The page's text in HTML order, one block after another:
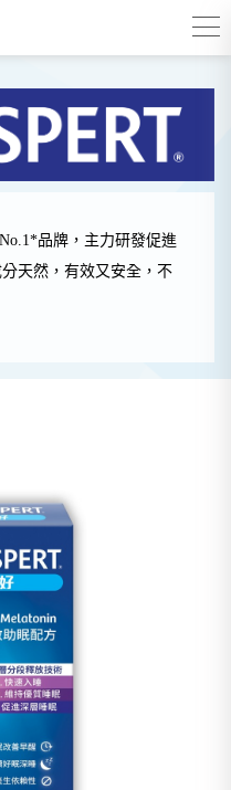
品牌，主力研發促進
天然，有效又安全，不